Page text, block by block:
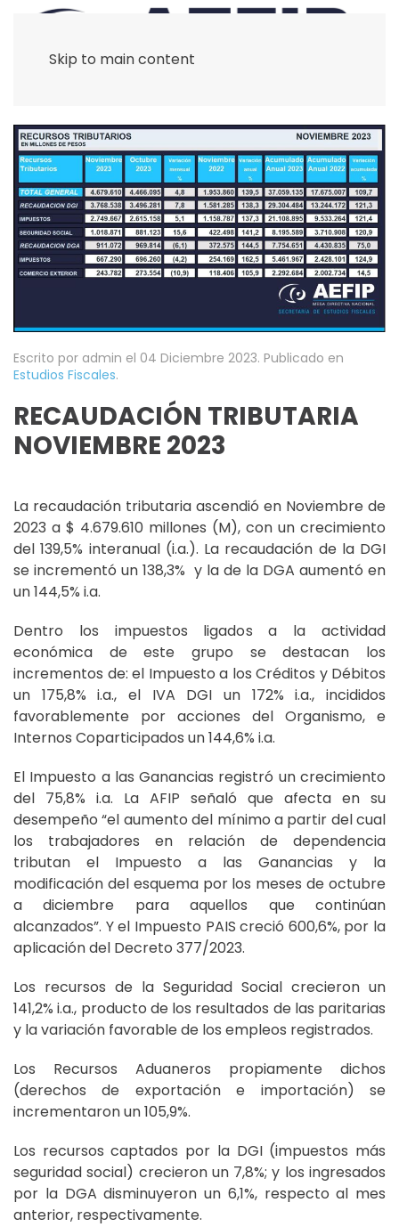
Skip to main content
Escrito por admin el 04 Diciembre 2023. Publicado en
Estudios Fiscales.
RECAUDACIÓN TRIBUTARIA
NOVIEMBRE 2023
La recaudación tributaria ascendió en Noviembre de
2023 a $ 4.679.610 millones (M), con un crecimiento
del 139,5% interanual (i.a.). La recaudación de la DGI
se incrementó un 138,3% y la de la DGA aumentó en
un 144,5% i.a.
Dentro los impuestos ligados a la actividad
económica de este grupo se destacan los
incrementos de: el Impuesto a los Créditos y Débitos
un 175,8% i.a., el IVA DGI un 172% i.a., incididos
favorablemente por acciones del Organismo, e
Internos Coparticipados un 144,6% i.a.
El Impuesto a las Ganancias registró un crecimiento
del 75,8% i.a. La AFIP señaló que afecta en su
desempeño “el aumento del mínimo a partir del cual
los trabajadores en relación de dependencia
tributan el Impuesto a las Ganancias y la
modificación del esquema por los meses de octubre
a diciembre para aquellos que continúan
alcanzados”. Y el Impuesto PAIS creció 600,6%, por la
aplicación del Decreto 377/2023.
Los recursos de la Seguridad Social crecieron un
141,2% i.a., producto de los resultados de las paritarias
y la variación favorable de los empleos registrados.
Los Recursos Aduaneros propiamente dichos
(derechos de exportación e importación) se
incrementaron un 105,9%.
Los recursos captados por la DGI (impuestos más
seguridad social) crecieron un 7,8%; y los ingresados
por la DGA disminuyeron un 6,1%, respecto al mes
anterior, respectivamente.